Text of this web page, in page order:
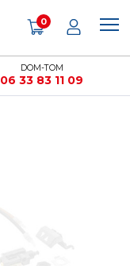
DOM-TOM
06 33 83 11 09
0